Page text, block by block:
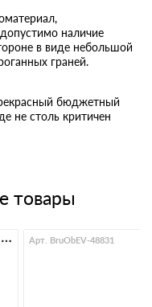
наличие
в виде небольшой
граней.
бюджетный
не столь критичен
товары
Арт. BruObEV-48831